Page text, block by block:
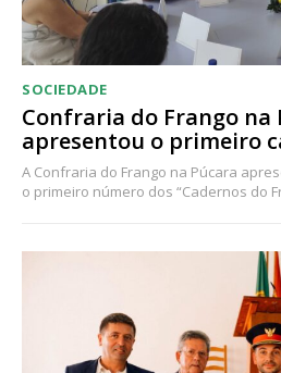
SOCIEDADE
Confraria do Frango na
apresentou o primeiro
A Confraria do Frango na Púcara
o primeiro número dos “Cadernos do